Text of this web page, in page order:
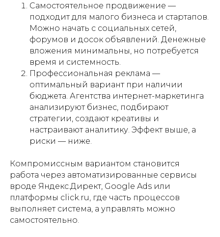
Самостоятельное продвижение —
подходит для малого бизнеса и стартапов.
Можно начать с социальных сетей,
форумов и досок объявлений. Денежные
вложения минимальны, но потребуется
время и системность.
Профессиональная реклама —
оптимальный вариант при наличии
бюджета. Агентства интернет-маркетинга
анализируют бизнес, подбирают
стратегии, создают креативы и
настраивают аналитику. Эффект выше, а
риски — ниже.
Компромиссным вариантом становится
работа через автоматизированные сервисы
вроде Яндекс.Директ, Google Ads или
платформы click.ru, где часть процессов
выполняет система, а управлять можно
самостоятельно.